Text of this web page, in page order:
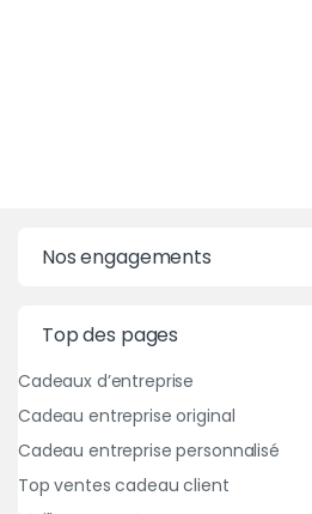
Nos engagements
Top des pages
Cadeaux d’entreprise
Cadeau entreprise original
Cadeau entreprise personnalisé
Top ventes cadeau client